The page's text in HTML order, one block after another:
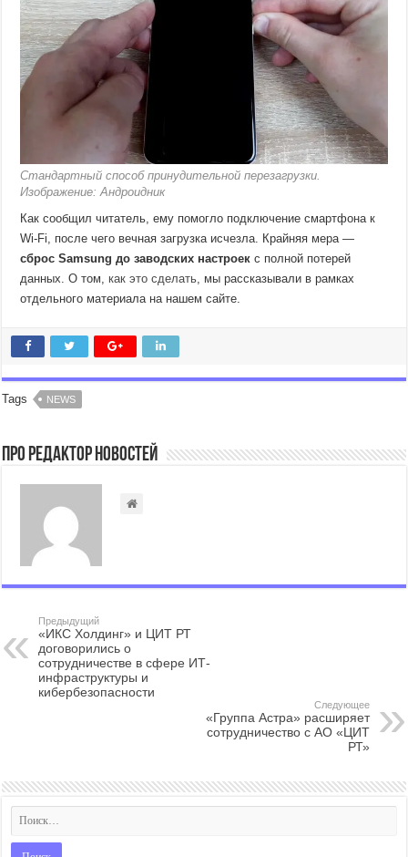
Стандартный способ принудительной перезагрузки.
Изображение: Андроидник
Как сообщил читатель, ему помогло подключение смартфона к
Wi-Fi, после чего вечная загрузка исчезла. Крайняя мера —
сброс Samsung до заводских настроек с полной потерей
данных. О том,как это сделать, мы рассказывали в рамках
отдельного материала на нашем сайте.
Tags NEWS
Про Редактор Новостей
Предыдущий
«ИКС Холдинг» и ЦИТ РТ
договорились о
сотрудничестве в сфере ИТ-
инфраструктуры и
кибербезопасности
Следующее
«Группа Астра» расширяет
сотрудничество с АО «ЦИТ
РТ»